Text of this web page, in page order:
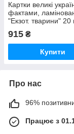
Картки великі
фактами,
"Екзот. тварини" 20
пак. 16,5*19,5см,
ТМ
915 ₴
Купити
Про нас
96%
Працює з